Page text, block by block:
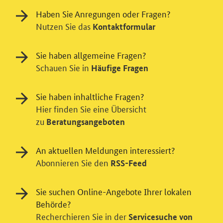
Einwilligung in Tracking und / oder
Wir bitten Sie an dieser Stelle um Ihre Einwilligung für
verschiedene Zusatzdienste unserer Webseite: Wir
datenschutzfreundlicher Statistiken verstehen, um
unsere Öffentlichkeitsarbeit zu verbessern. Zusätzlich
können Sie in die Nutzung eines Videodienstes
Haben Sie Anregungen oder Fragen?
Nutzen Sie das Kontaktformular
Sie haben allgemeine Fragen?
Schauen Sie in Häufige Fragen
Sie haben inhaltliche Fragen?
Hier finden Sie eine Übersicht
zu Beratungsangeboten
An aktuellen Meldungen interessiert?
Abonnieren Sie den RSS-Feed
Sie suchen Online-Angebote Ihrer lokalen
Behörde?
Recherchieren Sie in der Servicesuche von